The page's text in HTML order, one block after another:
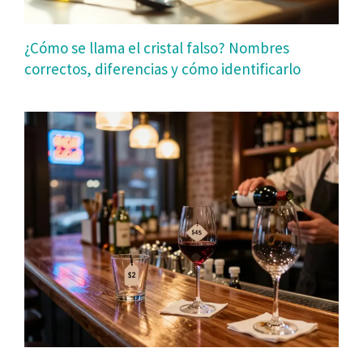
¿Cómo se llama el cristal falso? Nombres
correctos, diferencias y cómo identificarlo